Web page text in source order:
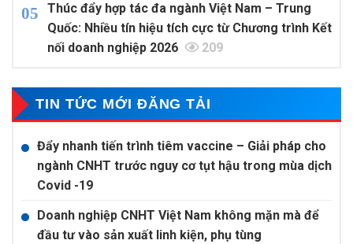
Thúc đẩy hợp tác đa ngành Việt Nam – Trung
Quốc: Nhiều tín hiệu tích cực từ Chương trình Kết
nối doanh nghiệp 2026
209
TIN TỨC MỚI ĐĂNG TẢI
Đẩy nhanh tiến trình tiêm vaccine – Giải pháp cho
ngành CNHT trước nguy cơ tụt hậu trong mùa dịch
Covid -19
Doanh nghiệp CNHT Việt Nam không mặn mà để
đầu tư vào sản xuất linh kiện, phụ tùng